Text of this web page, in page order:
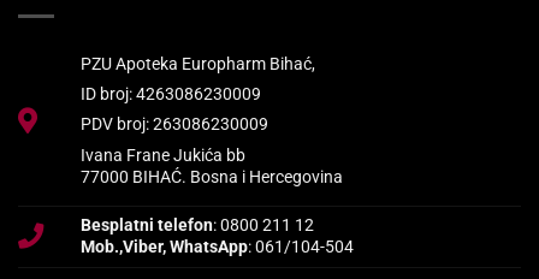
PZU Apoteka Europharm Bihać,
ID broj: 4263086230009
PDV broj: 263086230009
Ivana Frane Jukića bb
77000 BIHAĆ. Bosna i Hercegovina
Besplatni telefon: 0800 211 12
Mob.,Viber, WhatsApp: 061/104-504